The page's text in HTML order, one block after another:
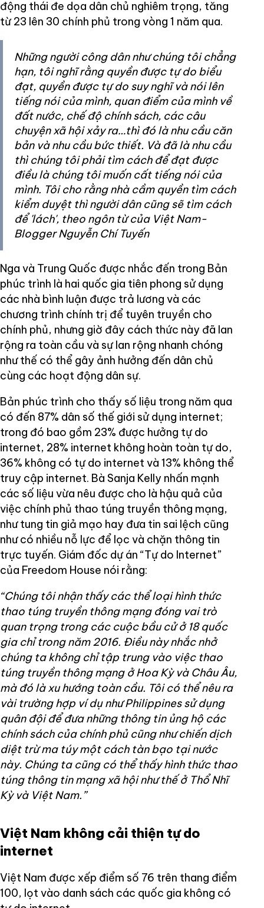
động thái đe dọa dân chủ nghiêm trọng, tăng
từ 23 lên 30 chính phủ trong vòng 1 năm qua.
Những người công dân như chúng tôi chẳng
hạn, tôi nghĩ rằng quyền được tự do biểu
đạt, quyền được tự do suy nghĩ và nói lên
tiếng nói của mình, quan điểm của mình về
đất nước, chế độ chính sách, các câu
chuyện xã hội xảy ra…thì đó là nhu cầu căn
bản và nhu cầu bức thiết. Và đã là nhu cầu
thì chúng tôi phải tìm cách để đạt được
điều là chúng tôi muốn cất tiếng nói của
mình. Tôi cho rằng nhà cầm quyền tìm cách
kiểm duyệt thì người dân cũng sẽ tìm cách
để 'lách', theo ngôn từ của Việt Nam-
Blogger Nguyễn Chí Tuyến
Nga và Trung Quốc được nhắc đến trong Bản
phúc trình là hai quốc gia tiên phong sử dụng
các nhà bình luận được trả lương và các
chương trình chính trị để tuyên truyền cho
chính phủ, nhưng giờ đây cách thức này đã lan
rộng ra toàn cầu và sự lan rộng nhanh chóng
như thế có thể gây ảnh hưởng đến dân chủ
cùng các hoạt động dân sự.
Bản phúc trình cho thấy số liệu trong năm qua
có đến 87% dân số thế giới sử dụng internet;
trong đó bao gồm 23% được hưởng tự do
internet, 28% internet không hoàn toàn tự do,
36% không có tự do internet và 13% không thể
truy cập internet. Bà Sanja Kelly nhấn mạnh
các số liệu vừa nêu được cho là hậu quả của
việc chính phủ thao túng truyền thông mạng,
như tung tin giả mạo hay đưa tin sai lệch cũng
như có nhiều nỗ lực để lọc và chặn thông tin
trực tuyến. Giám đốc dự án “Tự do Internet”
của Freedom House nói rằng:
“Chúng tôi nhận thấy các thể loại hình thức
thao túng truyền thông mạng đóng vai trò
quan trọng trong các cuộc bầu cử ở 18 quốc
gia chỉ trong năm 2016. Điều này nhắc nhở
chúng ta không chỉ tập trung vào việc thao
túng truyền thông mạng ở Hoa Kỳ và Châu Âu,
mà đó là xu hướng toàn cầu. Tôi có thể nêu ra
vài trường hợp ví dụ như Philippines sử dụng
quân đội để đưa những thông tin ủng hộ các
chính sách của chính phủ cũng như chiến dịch
diệt trừ ma túy một cách tàn bạo tại nước
này. Chúng ta cũng có thể thấy hình thức thao
túng thông tin mạng xã hội như thế ở Thổ Nhĩ
Kỳ và Việt Nam.”
Việt Nam không cải thiện tự do
internet
Việt Nam được xếp điểm số 76 trên thang điểm
100, lọt vào danh sách các quốc gia không có